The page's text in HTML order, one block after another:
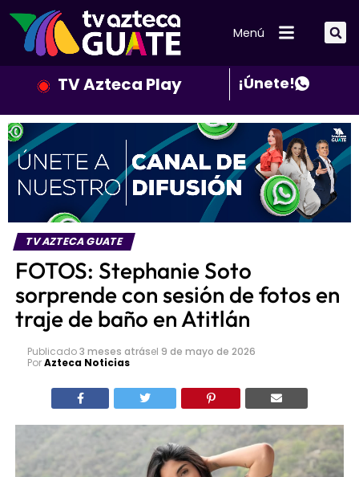
Menú
TV Azteca Play ¡Únete!
TV AZTECA GUATE
FOTOS: Stephanie Soto
sorprende con sesión de fotos en
traje de baño en Atitlán
Publicado3 meses atrásel 9 de mayo de 2026
PorAzteca Noticias